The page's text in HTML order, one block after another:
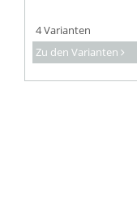
4 Varianten
Zu den Varianten